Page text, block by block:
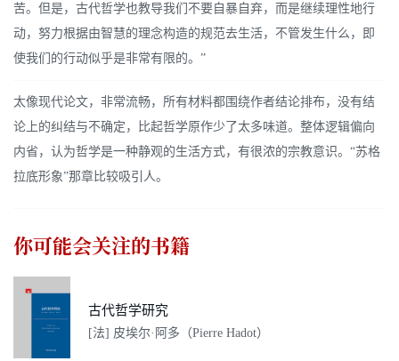
苦。但是，古代哲学也教导我们不要自暴自弃，而是继续理性地行
动，努力根据由智慧的理念构造的规范去生活，不管发生什么，即
使我们的行动似乎是非常有限的。”
太像现代论文，非常流畅，所有材料都围绕作者结论排布，没有结
论上的纠结与不确定，比起哲学原作少了太多味道。整体逻辑偏向
内省，认为哲学是一种静观的生活方式，有很浓的宗教意识。“苏格
拉底形象”那章比较吸引人。
你可能会关注的书籍
古代哲学研究
[法] 皮埃尔·阿多（Pierre Hadot）